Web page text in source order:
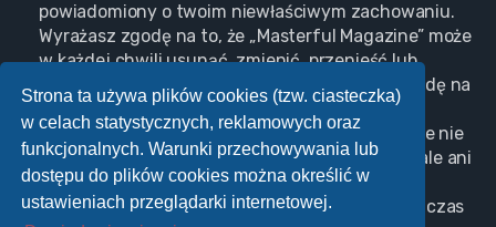
Strona ta używa plików cookies (tzw. ciasteczka)
w celach statystycznych, reklamowych oraz
funkcjonalnych. Warunki przechowywania lub
dostępu do plików cookies można określić w
ustawieniach przeglądarki internetowej.
powiadomiony o twoim niewłaściwym zachowaniu.
Wyrażasz zgodę na to, że „Masterful Magazine” może
w każdej chwili usunąć, zmienić, przenieść lub
zamknąć każdy twój temat, post. Wyrażasz zgodę na
zapisywanie wszystkich podanych przez ciebie
informacji w naszej bazie danych. Informacje te nie
będą przekazywane nikomu bez twojej zgody, ale ani
„Masterful Magazine”, ani phpBB nie ponosi
odpowiedzialności za włamania do witryny, podczas